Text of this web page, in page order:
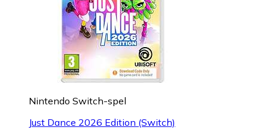
Nintendo Switch-spel
Just Dance 2026 Edition (Switch)